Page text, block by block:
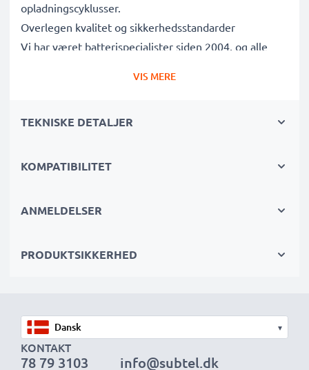
opladningscyklusser.
Overlegen kvalitet og sikkerhedsstandarder
Vi har været batterispecialister siden 2004, og alle
Uundværlig i enhver fotografs kamerataske
strøm til intensive, langvarige foto- eller
Vælg CELLONIC og gå aldrig på kompromis med
VIS MERE
TEKNISKE DETALJER
KOMPATIBILITET
ANMELDELSER
PRODUKTSIKKERHED
▾
KONTAKT
78 79 3103 info@subtel.dk